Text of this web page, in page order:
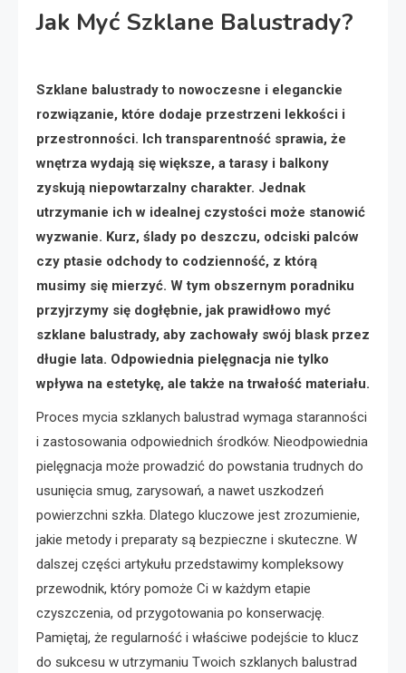
Jak Myć Szklane Balustrady?
Szklane balustrady to nowoczesne i eleganckie
rozwiązanie, które dodaje przestrzeni lekkości i
przestronności. Ich transparentność sprawia, że
wnętrza wydają się większe, a tarasy i balkony
zyskują niepowtarzalny charakter. Jednak
utrzymanie ich w idealnej czystości może stanowić
wyzwanie. Kurz, ślady po deszczu, odciski palców
czy ptasie odchody to codzienność, z którą
musimy się mierzyć. W tym obszernym poradniku
przyjrzymy się dogłębnie, jak prawidłowo myć
szklane balustrady, aby zachowały swój blask przez
długie lata. Odpowiednia pielęgnacja nie tylko
wpływa na estetykę, ale także na trwałość materiału.
Proces mycia szklanych balustrad wymaga staranności
i zastosowania odpowiednich środków. Nieodpowiednia
pielęgnacja może prowadzić do powstania trudnych do
usunięcia smug, zarysowań, a nawet uszkodzeń
powierzchni szkła. Dlatego kluczowe jest zrozumienie,
jakie metody i preparaty są bezpieczne i skuteczne. W
dalszej części artykułu przedstawimy kompleksowy
przewodnik, który pomoże Ci w każdym etapie
czyszczenia, od przygotowania po konserwację.
Pamiętaj, że regularność i właściwe podejście to klucz
do sukcesu w utrzymaniu Twoich szklanych balustrad